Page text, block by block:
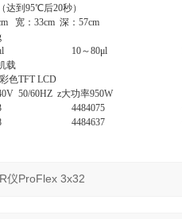
达到95℃后20秒）
宽：33cm 深：57cm
10～80μl
载
色TFT LCD
50/60HZ z大功率950W
4484075
4484637